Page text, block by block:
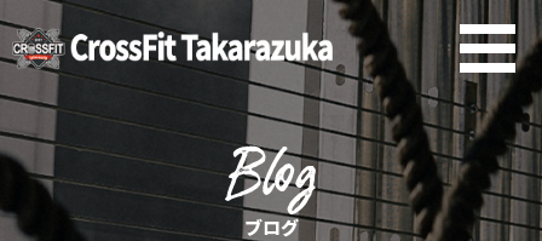
Blog
ブログ